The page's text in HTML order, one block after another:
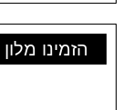
הזמינו מלון